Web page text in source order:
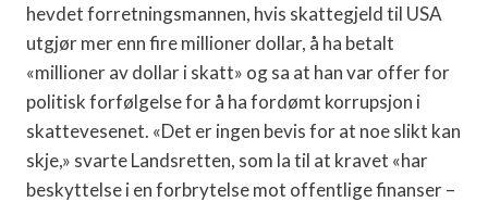
hevdet forretningsmannen, hvis skattegjeld til USA
utgjør mer enn fire millioner dollar, å ha betalt
«millioner av dollar i skatt» og sa at han var offer for
politisk forfølgelse for å ha fordømt korrupsjon i
skattevesenet. «Det er ingen bevis for at noe slikt kan
skje,» svarte Landsretten, som la til at kravet «har
beskyttelse i en forbrytelse mot offentlige finanser –